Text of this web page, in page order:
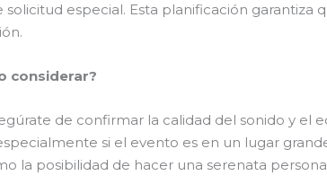
especial. Esta planificación garantiza
considerar?
de confirmar la calidad del sonido y el
si el evento es en un lugar
la posibilidad de hacer una serenata